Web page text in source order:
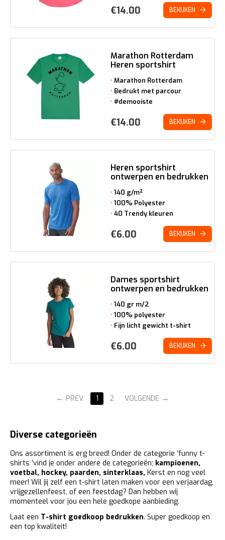
€14.00 BEKIJKEN
Marathon Rotterdam
Heren sportshirt
Marathon Rotterdam
Bedrukt met parcour
#demooiste
€14.00 BEKIJKEN
Heren sportshirt
ontwerpen en bedrukken
140 g/m²
100% Polyester
40 Trendy kleuren
€6.00 BEKIJKEN
Dames sportshirt
ontwerpen en bedrukken
140 gr m/2
100% polyester
Fijn licht gewicht t-shirt
€6.00 BEKIJKEN
PREV 1 2 VOLGENDE
Diverse categorieën
Ons assortiment is erg breed! Onder de categorie ‘funny t-
shirts ’vind je onder andere de categorieën; kampioenen,
voetbal, hockey, paarden, sinterklaas, Kerst en nog veel
meer! Wil jij zelf een t-shirt laten maken voor een verjaardag,
vrijgezellenfeest, of een feestdag? Dan hebben wij
momenteel voor jou een hele goedkope aanbieding.
Laat een T-shirt goedkoop bedrukken. Super goedkoop en
een top kwaliteit!